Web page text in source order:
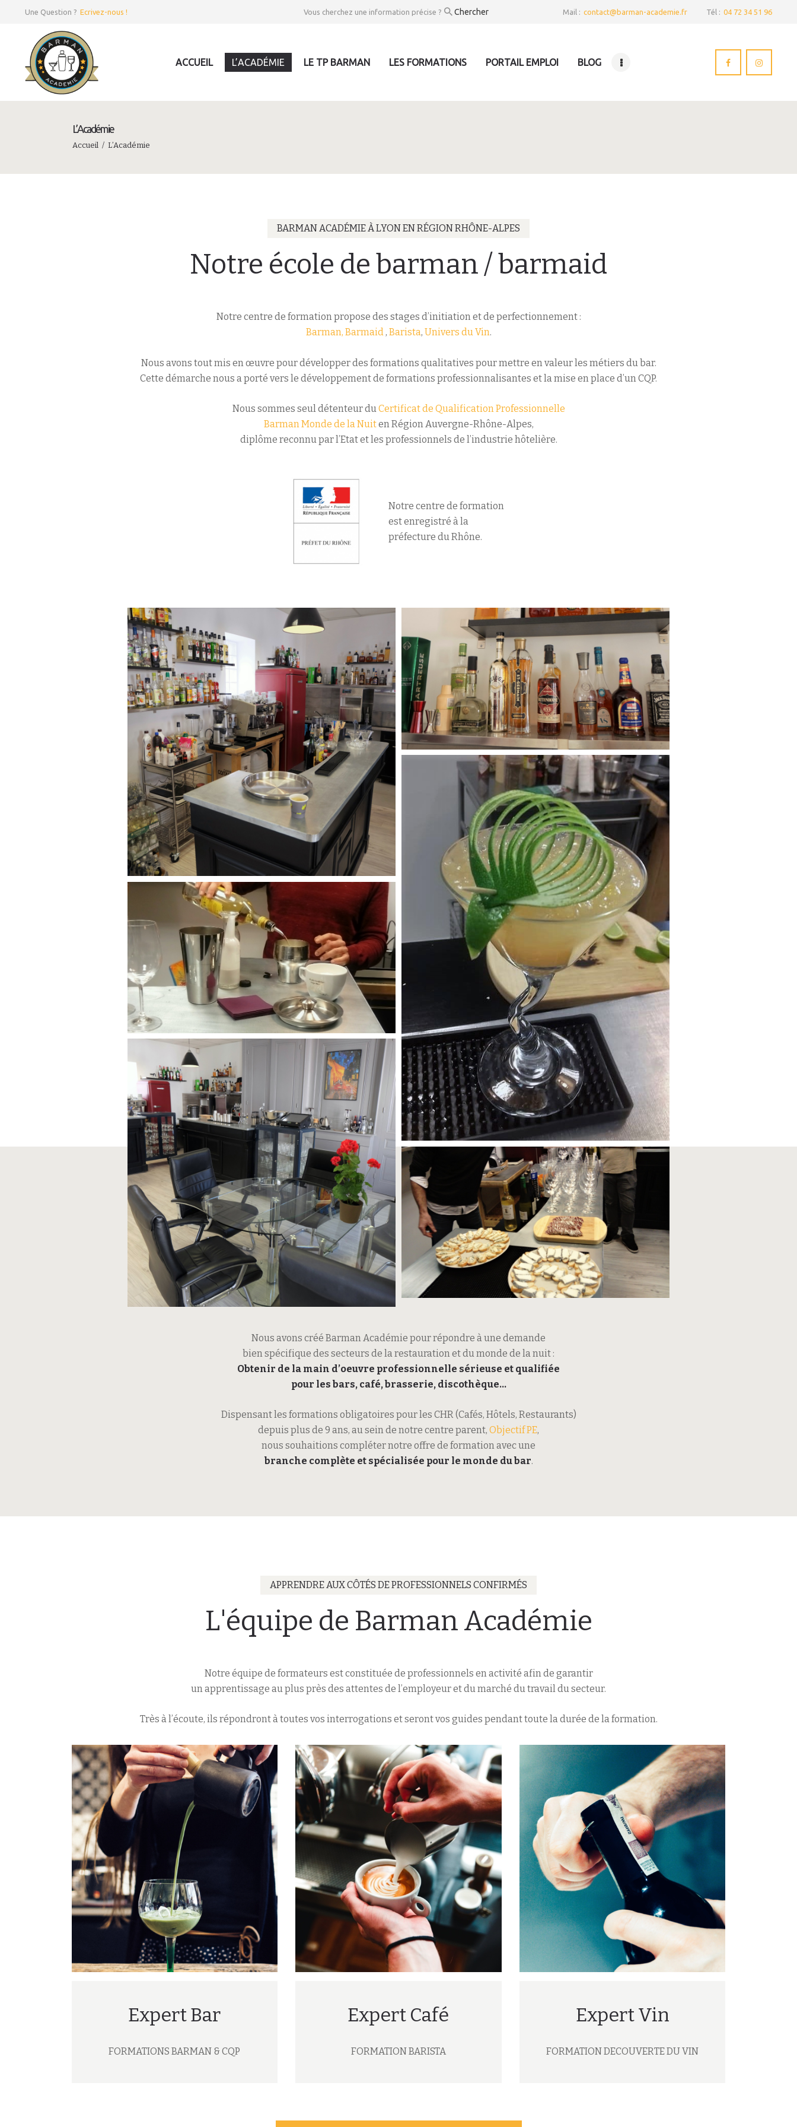
Une Question ? Ecrivez-nous ! Vous cherchez une information précise ? Mail : contact@barman-academie.fr Tél : 04 72 34 51 96
ACCUEIL L’ACADÉMIE LE TP BARMAN LES FORMATIONS PORTAIL EMPLOI BLOG
L’Académie
Accueil L’Académie
BARMAN ACADÉMIE À LYON EN RÉGION RHÔNE-ALPES
Notre école de barman / barmaid
Notre centre de formation propose des stages d’initiation et de perfectionnement :
Barman, Barmaid , Barista, Univers du Vin.
Nous avons tout mis en œuvre pour développer des formations qualitatives pour mettre en valeur les métiers du bar.
Cette démarche nous a porté vers le développement de formations professionnalisantes et la mise en place d’un CQP.
Nous sommes seul détenteur duCertificat de Qualification Professionnelle
Barman Monde de la Nuiten Région Auvergne-Rhône-Alpes,
diplôme reconnu parl’Etatet les professionnels de l’industrie hôtelière.
Notre centre de formation
est enregistré à la
préfecture du Rhône.
Nous avons créé Barman Académie pour répondre à une demande
bien spécifique des secteurs de la restauration et du monde de la nuit :
Obtenir de la main d’oeuvre professionnelle sérieuse et qualifiée
pour les bars, café, brasserie, discothèque…
Dispensant les formations obligatoires pour les CHR (Cafés, Hôtels, Restaurants)
depuis plus de 9 ans, au sein de notre centre parent, Objectif PE,
nous souhaitions compléter notre offre de formation avec une
branche complète et spécialisée pour le monde du bar.
APPRENDRE AUX CÔTÉS DE PROFESSIONNELS CONFIRMÉS
L'équipe de Barman Académie
Notre équipe de formateurs est constituée de professionnels en activité afin de garantir
un apprentissage au plus près des attentes de l’employeur et du marché du travail du secteur.
Très à l’écoute, ils répondront à toutes vos interrogations et seront vos guides pendant toute la durée de la formation.
Expert Bar
FORMATIONS BARMAN & CQP
Expert Café
FORMATION BARISTA
Expert Vin
FORMATION DECOUVERTE DU VIN